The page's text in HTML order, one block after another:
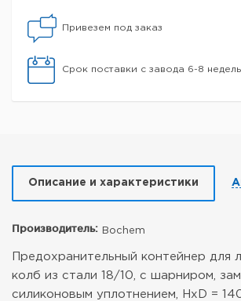
Привезем под заказ
Срок поставки с завода 6-8 недель
Описание и характеристики
Производитель: Bochem
Предохранительный контейнер для
колб из стали 18/10, с шарниром,
силиконовым уплотнением, HxD =